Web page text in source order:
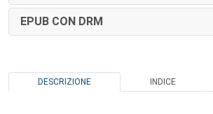
EPUB CON DRM
DESCRIZIONE INDICE